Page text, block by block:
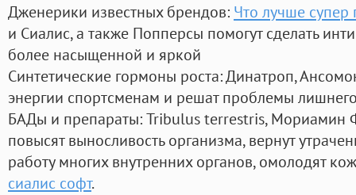
Дженерики известных брендов: Что лучше
и Сиалис, а также Попперсы помогут сделать
более насыщенной и яркой
Синтетические гормоны роста: Динатроп,
энергии спортсменам и решат проблемы
БАДы и препараты:Tribulus terrestris, Мориамин
повысят выносливость организма, вернут
работу многих внутренних органов, омолодят
сиалис софт.